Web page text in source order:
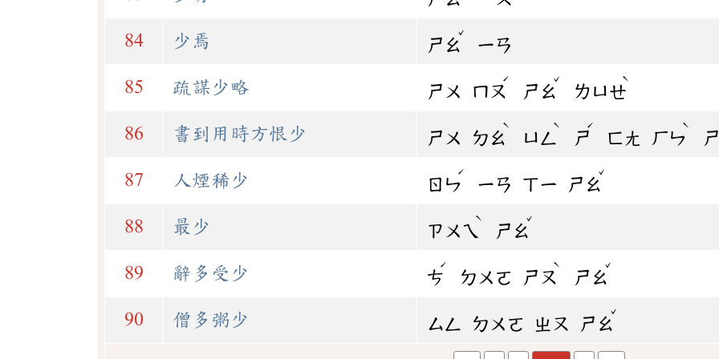
84 少焉 ㄕㄠ
ˇ
ㄧㄢ
85 疏謀少略 ㄕㄨ ㄇㄡ
ˊ
ㄕㄠ
ˇ
ㄌㄩㄝ
ˋ
86 書到用時方恨少 ㄕㄨ ㄉㄠ
ˋ
ㄩㄥ
ˋ
ㄕ
ˊ
ㄈㄤ ㄏㄣ
ˋ
87 人煙稀少 ㄖㄣ
ˊ
ㄧㄢ ㄒㄧ ㄕㄠ
ˇ
88 最少 ㄗㄨㄟ
ˋ
ㄕㄠ
ˇ
89 辭多受少 ㄘ
ˊ
ㄉㄨㄛ ㄕㄡ
ˋ
ㄕㄠ
ˇ
90 僧多粥少 ㄙㄥ ㄉㄨㄛ ㄓㄡ ㄕㄠ
ˇ